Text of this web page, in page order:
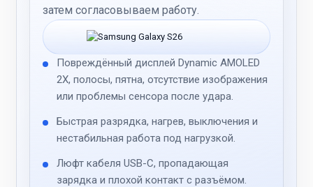
затем согласовываем работу.
Повреждённый дисплей Dynamic AMOLED
2X, полосы, пятна, отсутствие изображения
или проблемы сенсора после удара.
Быстрая разрядка, нагрев, выключения и
нестабильная работа под нагрузкой.
Люфт кабеля USB-C, пропадающая
зарядка и плохой контакт с разъёмом.